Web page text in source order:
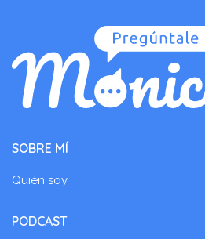
SOBRE MÍ
Quién soy
PODCAST